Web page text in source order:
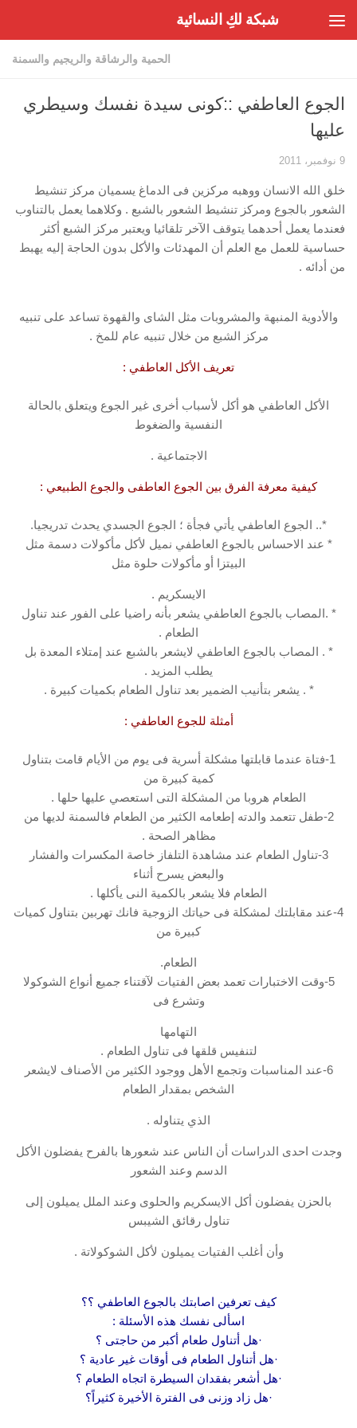
شبكة لكِ النسائية
الحمية والرشاقة والريجيم والسمنة
الجوع العاطفي ::كونى سيدة نفسك وسيطري
عليها
9 نوفمبر، 2011
خلق الله الانسان ووهبه مركزين فى الدماغ يسميان مركز تنشيط
الشعور بالجوع ومركز تنشيط الشعور بالشبع . وكلاهما يعمل بالتناوب
فعندما يعمل أحدهما يتوقف الآخر تلقائيا ويعتبر مركز الشبع أكثر
حساسية للعمل مع العلم أن المهدئات والأكل بدون الحاجة إليه يهبط
من أدائه .
والأدوية المنبهة والمشروبات مثل الشاى والقهوة تساعد على تنبيه
مركز الشبع من خلال تنبيه عام للمخ .
تعريف الأكل العاطفي :
الأكل العاطفي هو أكل لأسباب أخرى غير الجوع ويتعلق بالحالة
النفسية والضغوط
الاجتماعية .
كيفية معرفة الفرق بين الجوع العاطفى والجوع الطبيعي :
*.. الجوع العاطفي يأتي فجأة ؛ الجوع الجسدي يحدث تدريجيا.
* عند الاحساس بالجوع العاطفي نميل لأكل مأكولات دسمة مثل
البيتزا أو مأكولات حلوة مثل
الايسكريم .
* .المصاب بالجوع العاطفي يشعر بأنه راضيا على الفور عند تناول
الطعام .
* . المصاب بالجوع العاطفي لايشعر بالشبع عند إمتلاء المعدة بل
يطلب المزيد .
* . يشعر بتأنيب الضمير بعد تناول الطعام بكميات كبيرة .
أمثلة للجوع العاطفي :
1-فتاة عندما قابلتها مشكلة أسرية فى يوم من الأيام قامت بتناول
كمية كبيرة من
الطعام هروبا من المشكلة التى استعصي عليها حلها .
2-طفل تتعمد والدته إطعامه الكثير من الطعام فالسمنة لديها من
مظاهر الصحة .
3-تناول الطعام عند مشاهدة التلفاز خاصة المكسرات والفشار
والبعض يسرح أثناء
الطعام فلا يشعر بالكمية النى يأكلها .
4-عند مقابلتك لمشكلة فى حياتك الزوجية فانك تهربين بتناول كميات
كبيرة من
الطعام.
5-وقت الاختبارات تعمد بعض الفتيات لآقتناء جميع أنواع الشوكولا
وتشرع فى
التهامها
لتنفيس قلقها فى تناول الطعام .
6-عند المناسبات وتجمع الأهل ووجود الكثير من الأصناف لايشعر
الشخص بمقدار الطعام
الذي يتناوله .
وجدت احدى الدراسات أن الناس عند شعورها بالفرح يفضلون الأكل
الدسم وعند الشعور
بالحزن يفضلون أكل الايسكريم والحلوى وعند الملل يميلون إلى
تناول رقائق الشيبس
وأن أغلب الفتيات يميلون لأكل الشوكولاتة .
كيف تعرفين اصابتك بالجوع العاطفي ؟؟
اسألى نفسك هذه الأسئلة :
·هل أتناول طعام أكبر من حاجتى ؟
·هل أتناول الطعام فى أوقات غير عادية ؟
·هل أشعر بفقدان السيطرة اتجاه الطعام ؟
·هل زاد وزنى فى الفترة الأخيرة كثيراً؟